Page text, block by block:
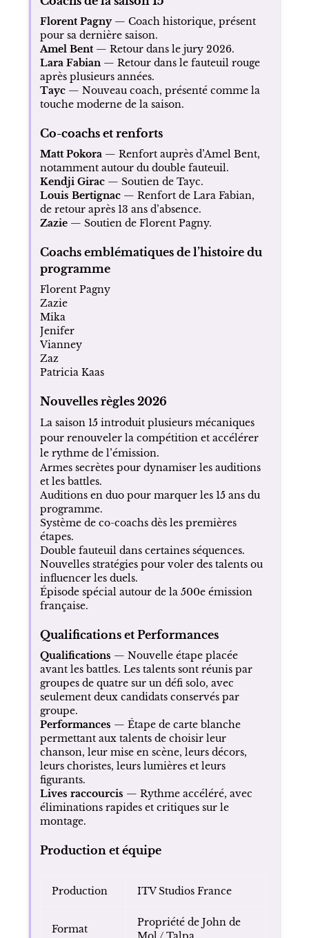
Florent Pagny— Coach historique, présent
pour sa dernière saison.
Amel Bent— Retour dans le jury 2026.
Lara Fabian— Retour dans le fauteuil rouge
après plusieurs années.
Tayc— Nouveau coach, présenté comme la
touche moderne de la saison.
Co-coachs et renforts
Matt Pokora— Renfort auprès d’Amel Bent,
notamment autour du double fauteuil.
Kendji Girac— Soutien de Tayc.
Louis Bertignac— Renfort de Lara Fabian,
de retour après 13 ans d’absence.
Zazie— Soutien de Florent Pagny.
Coachs emblématiques de l’histoire du
programme
Florent Pagny
Zazie
Mika
Jenifer
Vianney
Zaz
Patricia Kaas
Nouvelles règles 2026
La saison 15 introduit plusieurs mécaniques
pour renouveler la compétition et accélérer
le rythme de l’émission.
Armes secrètes pour dynamiser les auditions
et les battles.
Auditions en duo pour marquer les 15 ans du
programme.
Système de co-coachs dès les premières
étapes.
Double fauteuil dans certaines séquences.
Nouvelles stratégies pour voler des talents ou
influencer les duels.
Épisode spécial autour de la 500e émission
française.
Qualifications et Performances
Qualifications — Nouvelle étape placée
avant les battles. Les talents sont réunis par
groupes de quatre sur un défi solo, avec
seulement deux candidats conservés par
groupe.
Performances — Étape de carte blanche
permettant aux talents de choisir leur
chanson, leur mise en scène, leurs décors,
leurs choristes, leurs lumières et leurs
figurants.
Lives raccourcis — Rythme accéléré, avec
éliminations rapides et critiques sur le
montage.
Production et équipe
Production ITV Studios France
Format
Propriété de John de